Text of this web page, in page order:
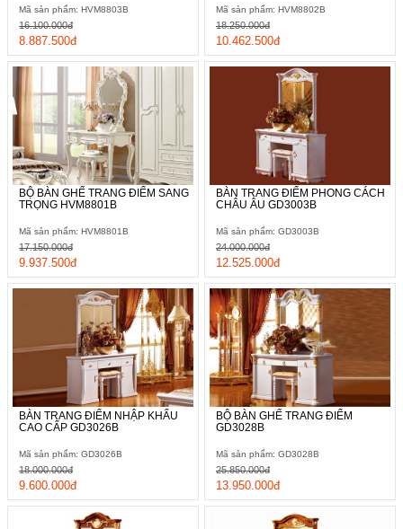
Mã sản phẩm: HVM8803B
8.887.500đ
16.100.000đ
Mã sản phẩm: HVM8802B
10.462.500đ
18.250.000đ
BỘ BÀN GHẾ TRANG ĐIỂM SANG
TRỌNG HVM8801B
Mã sản phẩm: HVM8801B
9.937.500đ
17.150.000đ
BÀN TRANG ĐIỂM PHONG CÁCH
CHÂU ÂU GD3003B
Mã sản phẩm: GD3003B
12.525.000đ
24.000.000đ
BÀN TRANG ĐIỂM NHẬP KHẨU
CAO CẤP GD3026B
Mã sản phẩm: GD3026B
9.600.000đ
18.000.000đ
BỘ BÀN GHẾ TRANG ĐIỂM
GD3028B
Mã sản phẩm: GD3028B
13.950.000đ
25.850.000đ